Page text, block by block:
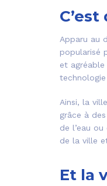
Apparu au
popularisé
et
Ainsi, la
grâce à
de l’eau
de la ville
Et la